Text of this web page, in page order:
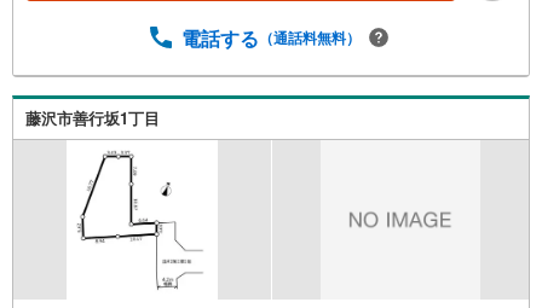
ですが住まい選びはフィーリングも大切です。現地の空気
ですお客様のこだわりを聞かせてください！■ ご来店時に
はお車の無料提携駐車場ございます。詳しくは営業スタッ
フまでお問合せくださいませ！■周辺の教育施設やスーパ
ー、ドラックストア等の情報、災害情報等がわかる「物件
レポート」お渡します■他の物件と併せてご案内もOK-ご自
宅や指定場所から無料送迎もOK-当日見学もOKです!!
電話する （通話料無料）
藤沢市善行坂1丁目